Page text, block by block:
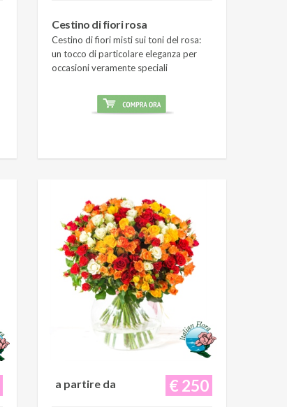
Cestino di fiori rosa
Cestino di fiori misti sui toni del rosa:
un tocco di particolare eleganza per
occasioni veramente speciali
€ 250
a partire da